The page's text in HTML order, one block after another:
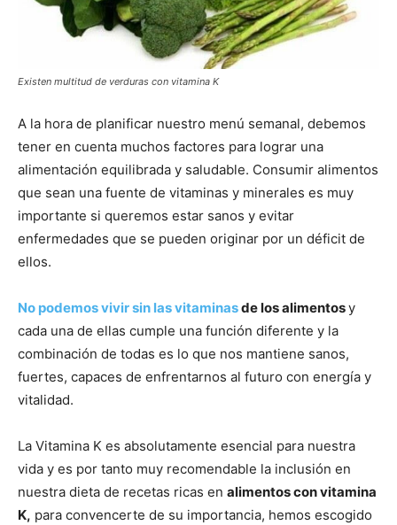
Existen multitud de verduras con vitamina K
A la hora de planificar nuestro menú semanal, debemos
tener en cuenta muchos factores para lograr una
alimentación equilibrada y saludable. Consumir alimentos
que sean una fuente de vitaminas y minerales es muy
importante si queremos estar sanos y evitar
enfermedades que se pueden originar por un déficit de
ellos.
No podemos vivir sin las vitaminasde los alimentosy
cada una de ellas cumple una función diferente y la
combinación de todas es lo que nos mantiene sanos,
fuertes, capaces de enfrentarnos al futuro con energía y
vitalidad.
La Vitamina K es absolutamente esencial para nuestra
vida y es por tanto muy recomendable la inclusión en
nuestra dieta de recetas ricas en alimentos con vitamina
K, para convencerte de su importancia, hemos escogido